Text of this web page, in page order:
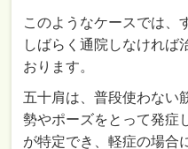
このようなケースでは、
しばらく通院しなければ
おります。
五十肩は、普段使わない
勢やポーズをとって発症
が特定でき、軽症の場合